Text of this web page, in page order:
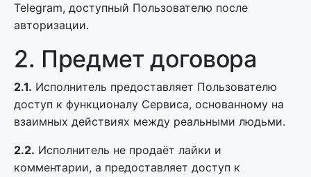
Telegram, доступный Пользователю после
авторизации.
2. Предмет договора
2.1. Исполнитель предоставляет Пользователю
доступ к функционалу Сервиса, основанному на
взаимных действиях между реальными людьми.
2.2. Исполнитель не продаёт лайки и
комментарии, а предоставляет доступ к